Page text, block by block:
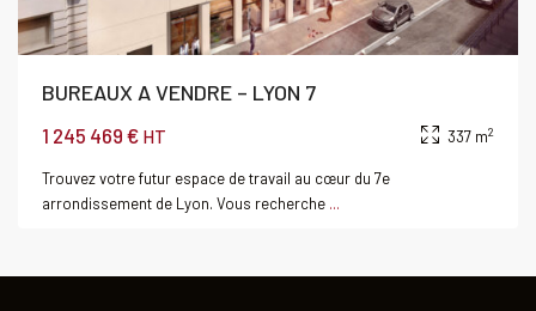
BUREAUX A VENDRE – LYON 7
1 245 469 € HT 337 m2
Trouvez votre futur espace de travail au cœur du 7e
arrondissement de Lyon. Vous recherche ...